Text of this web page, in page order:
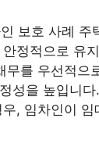
보호 사례 주
정적으로 유
를 우선적으
성을 높입니
, 임차인이